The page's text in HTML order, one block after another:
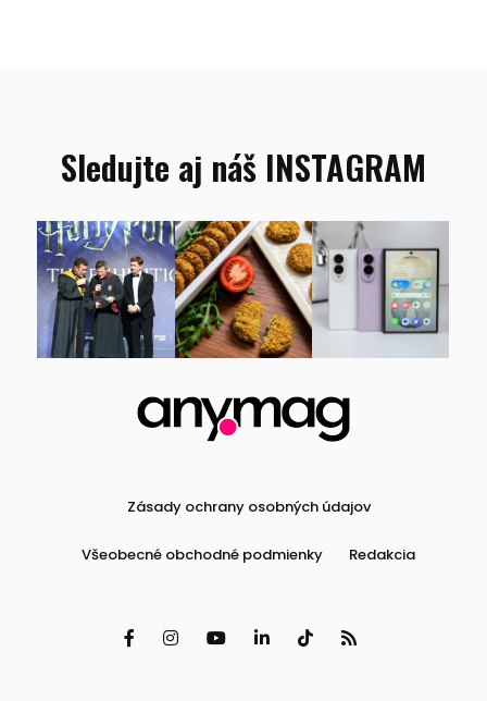
Sledujte aj náš INSTAGRAM
Zásady ochrany osobných údajov
Všeobecné obchodné podmienky Redakcia